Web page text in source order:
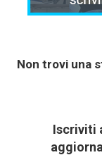
Non trovi una
Iscriviti